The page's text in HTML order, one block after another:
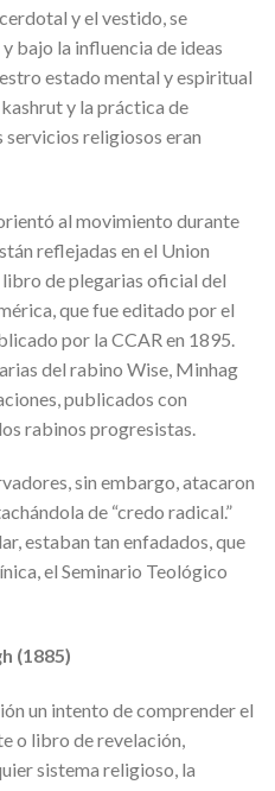
y el vestido, se
bajo la influencia de ideas
estado mental y espiritual
y la práctica de
religiosos eran
al movimiento durante
reflejadas en el Union
de plegarias oficial del
que fue editado por el
por la CCAR en 1895.
del rabino Wise, Minhag
publicados con
rabinos progresistas.
sin embargo, atacaron
de “credo radical.”
estaban tan enfadados, que
el Seminario Teológico
(1885)
un intento de comprender el
o libro de revelación,
sistema religioso, la